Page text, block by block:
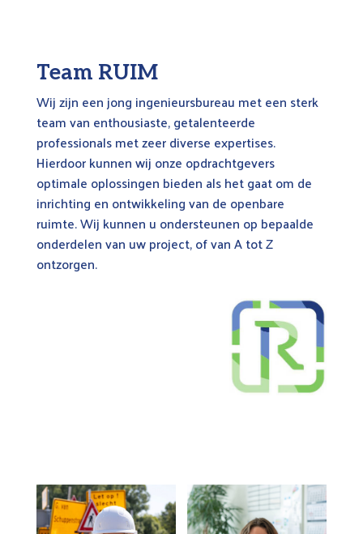
Team RUIM
Wij zijn een jong ingenieursbureau met een sterk
team van enthousiaste, getalenteerde
professionals met zeer diverse expertises.
Hierdoor kunnen wij onze opdrachtgevers
optimale oplossingen bieden als het gaat om de
inrichting en ontwikkeling van de openbare
ruimte. Wij kunnen u ondersteunen op bepaalde
onderdelen van uw project, of van A tot Z
ontzorgen.